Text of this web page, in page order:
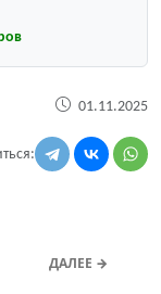
01.11.2025
ДАЛЕЕ →